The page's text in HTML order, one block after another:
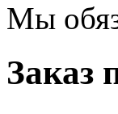
Мы
Заказ